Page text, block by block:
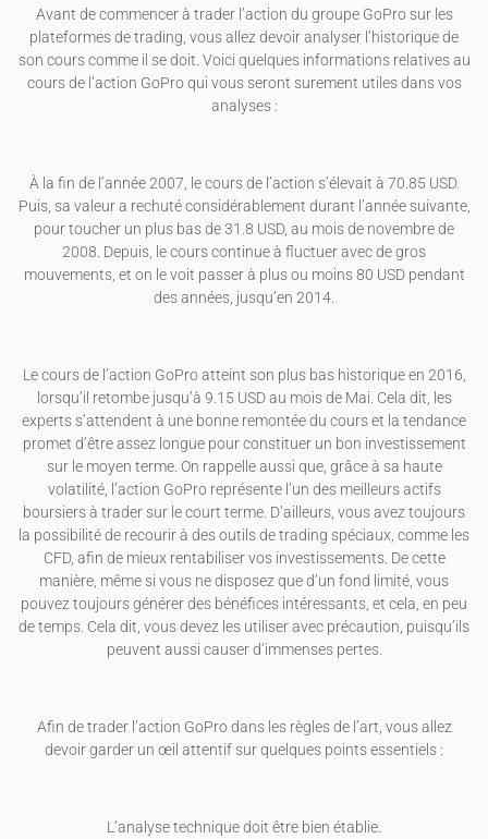
Avant de commencer à trader l’action du groupe GoPro sur les
plateformes de trading, vous allez devoir analyser l’historique de
son cours comme il se doit. Voici quelques informations relatives au
cours de l’action GoPro qui vous seront surement utiles dans vos
analyses :
À la fin de l’année 2007, le cours de l’action s’élevait à 70.85 USD.
Puis, sa valeur a rechuté considérablement durant l’année suivante,
pour toucher un plus bas de 31.8 USD, au mois de novembre de
2008. Depuis, le cours continue à fluctuer avec de gros
mouvements, et on le voit passer à plus ou moins 80 USD pendant
des années, jusqu’en 2014.
Le cours de l’action GoPro atteint son plus bas historique en 2016,
lorsqu’il retombe jusqu’à 9.15 USD au mois de Mai. Cela dit, les
experts s’attendent à une bonne remontée du cours et la tendance
promet d’être assez longue pour constituer un bon investissement
sur le moyen terme. On rappelle aussi que, grâce à sa haute
volatilité, l’action GoPro représente l’un des meilleurs actifs
boursiers à trader sur le court terme. D’ailleurs, vous avez toujours
la possibilité de recourir à des outils de trading spéciaux, comme les
CFD, afin de mieux rentabiliser vos investissements. De cette
manière, même si vous ne disposez que d’un fond limité, vous
pouvez toujours générer des bénéfices intéressants, et cela, en peu
de temps. Cela dit, vous devez les utiliser avec précaution, puisqu’ils
peuvent aussi causer d’immenses pertes.
Afin de trader l’action GoPro dans les règles de l’art, vous allez
devoir garder un œil attentif sur quelques points essentiels :
L’analyse technique doit être bien établie.